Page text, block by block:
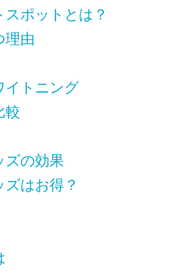
ポットとは？
理由
イトニング
較
ズの効果
はお得？